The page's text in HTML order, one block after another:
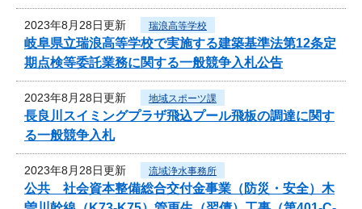
2023年8月28日更新 瑞浪高等学校
岐阜県立瑞浪高等学校で実施する建築基準法第12条定
期点検等委託業務に関する一般競争入札公告
2023年8月28日更新 地域スポーツ課
長良川スイミングプラザ飛込プール飛板の調達に関す
る一般競争入札
2023年8月28日更新 流域浄水事務所
公共 社会資本整備総合交付金事業（防災・安全）木